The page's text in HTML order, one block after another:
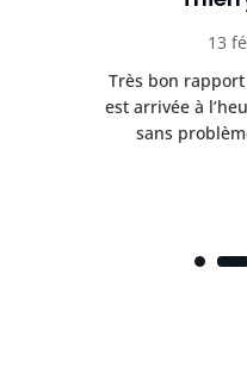
13
Très bon
est arrivée à
sans